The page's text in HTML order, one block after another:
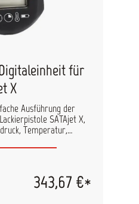
für
X
Ausführung der
SATAjet X,
Temperatur,
und optimale
die jet X digital
der digitalen Funktionen
343,67 €*